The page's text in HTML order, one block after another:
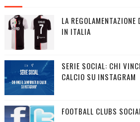
LA
IN ITALIA
SERIE SOCIAL: CHI
CALCIO SU INSTAGRAM
FOOTBALL CLUBS